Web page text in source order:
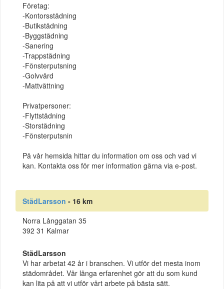
Företag:
-Kontorsstädning
-Butikstädning
-Byggstädning
-Sanering
-Trappstädning
-Fönsterputsning
-Golvvård
-Mattvättning
Privatpersoner:
-Flyttstädning
-Storstädning
-Fönsterputsnin
På vår hemsida hittar du information om oss och vad vi
kan. Kontakta oss för mer information gärna via e-post.
StädLarsson - 16 km
Norra Långgatan 35
392 31 Kalmar
StädLarsson
Vi har arbetat 42 år i branschen. Vi utför det mesta inom
städområdet. Vår långa erfarenhet gör att du som kund
kan lita på att vi utför vårt arbete på bästa sätt.